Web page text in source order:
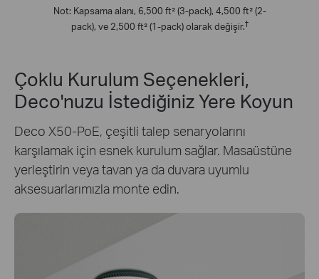
Not: Kapsama alanı, 6,500 ft² (3-pack), 4,500 ft² (2-
pack), ve 2,500 ft² (1-pack) olarak değişir.†
Çoklu Kurulum Seçenekleri,
Deco'nuzu İstediğiniz Yere Koyun
Deco X50-PoE, çeşitli talep senaryolarını
karşılamak için esnek kurulum sağlar. Masaüstüne
yerleştirin veya tavan ya da duvara uyumlu
aksesuarlarımızla monte edin.